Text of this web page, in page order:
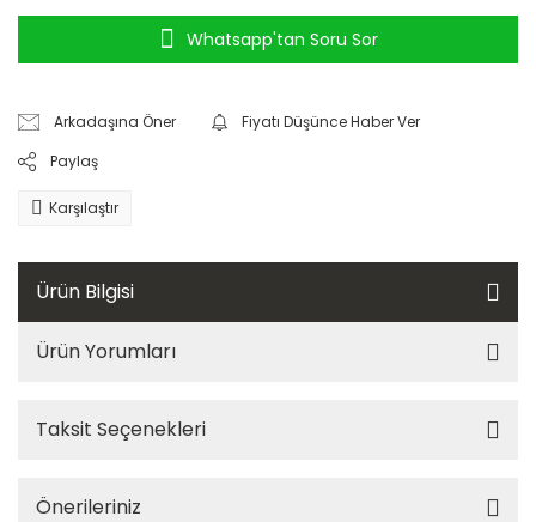
Whatsapp'tan Soru Sor
Arkadaşına Öner
Fiyatı Düşünce Haber Ver
Paylaş
Karşılaştır
Ürün Bilgisi
Ürün Yorumları
Taksit Seçenekleri
Önerileriniz